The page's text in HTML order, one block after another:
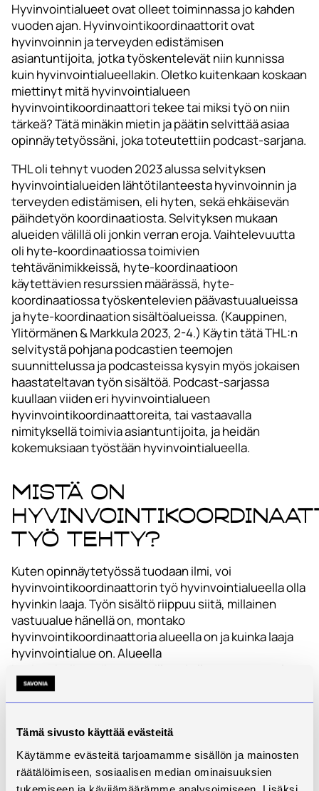
Tämä sivusto käyttää evästeitä
Käytämme evästeitä tarjoamamme sisällön ja mainosten
räätälöimiseen, sosiaalisen median ominaisuuksien
Hyvinvointialueet ovat olleet toiminnassa jo kahden
vuoden ajan. Hyvinvointikoordinaattorit ovat
hyvinvoinnin ja terveyden edistämisen
asiantuntijoita, jotka työskentelevät niin kunnissa
kuin hyvinvointialueellakin. Oletko kuitenkaan koskaan
miettinyt mitä hyvinvointialueen
hyvinvointikoordinaattori tekee tai miksi työ on niin
tärkeä? Tätä minäkin mietin ja päätin selvittää asiaa
opinnäytetyössäni, joka toteutettiin podcast-sarjana.
THL oli tehnyt vuoden 2023 alussa selvityksen
hyvinvointialueiden lähtötilanteesta hyvinvoinnin ja
terveyden edistämisen, eli hyten, sekä ehkäisevän
päihdetyön koordinaatiosta. Selvityksen mukaan
alueiden välillä oli jonkin verran eroja. Vaihtelevuutta
oli hyte-koordinaatiossa toimivien
tehtävänimikkeissä, hyte-koordinaatioon
käytettävien resurssien määrässä, hyte-
koordinaatiossa työskentelevien päävastuualueissa
ja hyte-koordinaation sisältöalueissa. (Kauppinen,
Ylitörmänen & Markkula 2023, 2-4.) Käytin tätä THL:n
selvitystä pohjana podcastien teemojen
suunnittelussa ja podcasteissa kysyin myös jokaisen
haastateltavan työn sisältöä. Podcast-sarjassa
kuullaan viiden eri hyvinvointialueen
hyvinvointikoordinaattoreita, tai vastaavalla
nimityksellä toimivia asiantuntijoita, ja heidän
kokemuksiaan työstään hyvinvointialueella.
Mistä on
työ tehty?
Kuten opinnäytetyössä tuodaan ilmi, voi
hyvinvointikoordinaattorin työ hyvinvointialueella olla
hyvinkin laaja. Työn sisältö riippuu siitä, millainen
vastuualue hänellä on, montako
hyvinvointikoordinaattoria alueella on ja kuinka laaja
hyvinvointialue on. Alueella
kuten järjestöyhteistyö tai osallisuus. (Kananen 2024,
8-10.) Mutta mistä kaikesta työ sitten koostuu?
hyvinvointikoordinaattorin työn sisällöt kuvaksi (kuva
1).